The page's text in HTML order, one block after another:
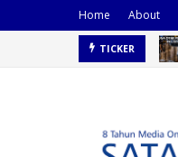
Home About
TICKER